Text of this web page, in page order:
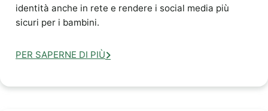
identità anche in rete e rendere i social media più
sicuri per i bambini.
PER SAPERNE DI PIÙ